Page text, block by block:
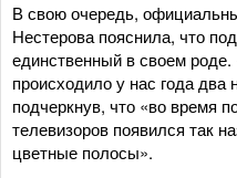
В свою очередь,
Нестерова пояснила, что
единственный в своем
происходило у нас года
подчеркнув, что «во время
телевизоров появился так
цветные полосы».